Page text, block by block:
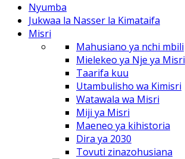
Nyumba
Jukwaa la Nasser la Kimataifa
Misri
Mahusiano ya nchi mbili
Mielekeo ya Nje ya Misri
Taarifa kuu
Utambulisho wa Kimisri
Watawala wa Misri
Miji ya Misri
Maeneo ya kihistoria
Dira ya 2030
Tovuti zinazohusiana